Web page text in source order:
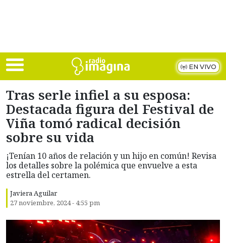
EN VIVO
Tras serle infiel a su esposa:
Destacada figura del Festival de
Viña tomó radical decisión
sobre su vida
¡Tenían 10 años de relación y un hijo en común! Revisa
los detalles sobre la polémica que envuelve a esta
estrella del certamen.
Javiera Aguilar
27 noviembre, 2024 - 4:55 pm